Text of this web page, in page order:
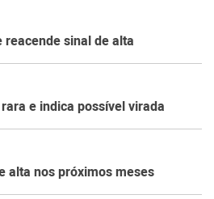
sinal de alta
e indica possível virada
alta nos próximos meses